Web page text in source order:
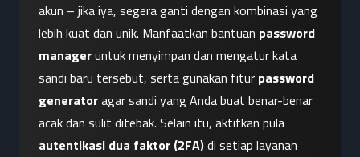
akun – jika iya, segera ganti dengan kombinasi yang
lebih kuat dan unik. Manfaatkan bantuan password
manager untuk menyimpan dan mengatur kata
sandi baru tersebut, serta gunakan fitur password
generator agar sandi yang Anda buat benar-benar
autentikasi dua faktor (2FA) di setiap layanan